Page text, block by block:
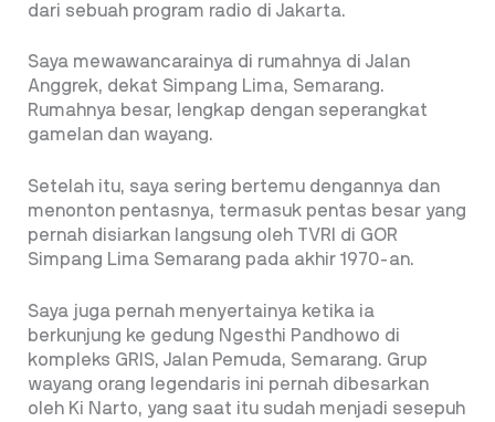
dari sebuah program radio di Jakarta.
Saya mewawancarainya di rumahnya di Jalan
Anggrek, dekat Simpang Lima, Semarang.
Rumahnya besar, lengkap dengan seperangkat
gamelan dan wayang.
Setelah itu, saya sering bertemu dengannya dan
menonton pentasnya, termasuk pentas besar yang
pernah disiarkan langsung oleh TVRI di GOR
Simpang Lima Semarang pada akhir 1970-an.
Saya juga pernah menyertainya ketika ia
berkunjung ke gedung Ngesthi Pandhowo di
kompleks GRIS, Jalan Pemuda, Semarang. Grup
wayang orang legendaris ini pernah dibesarkan
oleh Ki Narto, yang saat itu sudah menjadi sesepuh